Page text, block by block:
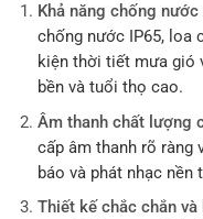
Khả năng chống
chống nước IP65, loa
kiện thời tiết mưa gió
bền và tuổi thọ cao.
Âm thanh chất lượng
cấp âm thanh rõ ràng
báo và phát nhạc
Thiết kế chắc chắn và